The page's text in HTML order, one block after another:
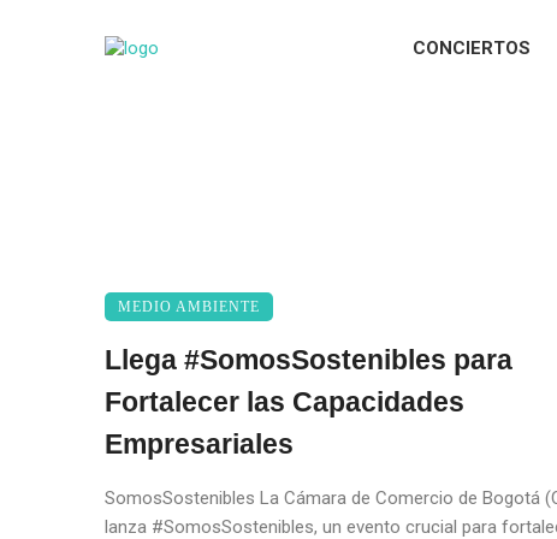
CONCIERTOS
MEDIO AMBIENTE
Llega #SomosSostenibles para
Fortalecer las Capacidades
Empresariales
SomosSostenibles La Cámara de Comercio de Bogotá
lanza #SomosSostenibles, un evento crucial para